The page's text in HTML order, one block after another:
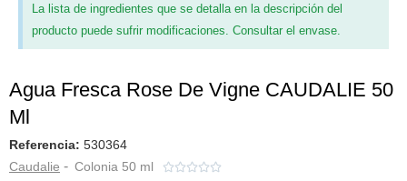
La lista de ingredientes que se detalla en la descripción del
producto puede sufrir modificaciones. Consultar el envase.
Agua Fresca Rose De Vigne CAUDALIE 50
Ml
Referencia: 530364
Caudalie - Colonia 50 ml 